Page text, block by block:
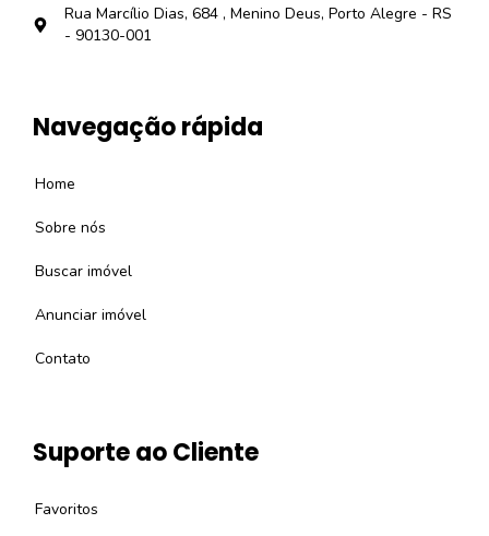
Rua Marcílio Dias, 684 , Menino Deus, Porto Alegre - RS
- 90130-001
Navegação rápida
Home
Sobre nós
Buscar imóvel
Anunciar imóvel
Contato
Suporte ao Cliente
Favoritos